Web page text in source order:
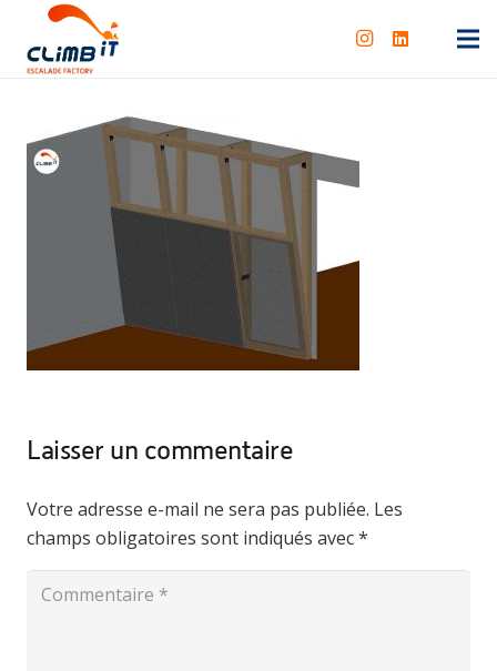
Laisser un commentaire
Votre adresse e-mail ne sera pas publiée. Les
champs obligatoires sont indiqués avec*